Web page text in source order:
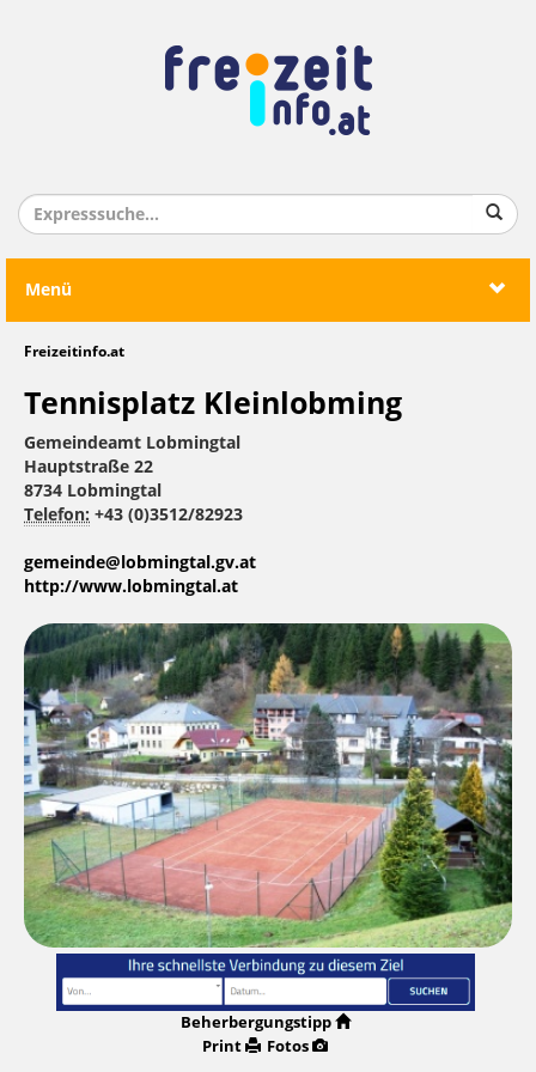
Menü
Freizeitinfo.at
Tennisplatz Kleinlobming
Gemeindeamt Lobmingtal
Hauptstraße 22
8734 Lobmingtal
Telefon: +43 (0)3512/82923
gemeinde@lobmingtal.gv.at
http://www.lobmingtal.at
Beherbergungstipp
Print
Fotos